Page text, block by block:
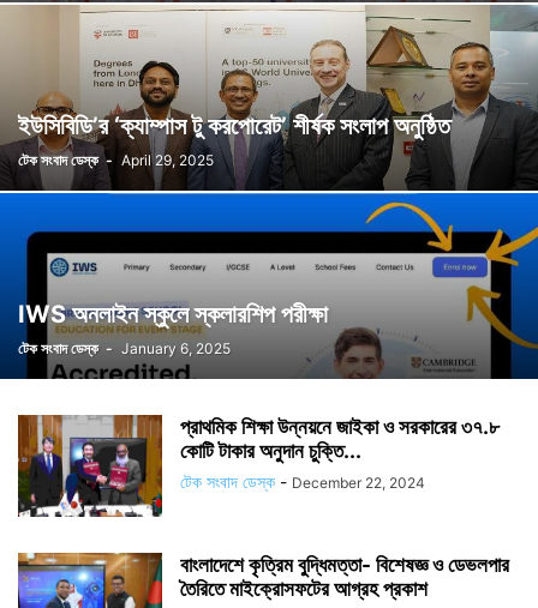
ইউসিবিডি’র ‘ক্যাম্পাস টু করপোরেট’ শীর্ষক সংলাপ অনুষ্ঠিত
টেক সংবাদ ডেস্ক - April 29, 2025
IWS অনলাইন স্কুলে স্কলারশিপ পরীক্ষা
টেক সংবাদ ডেস্ক - January 6, 2025
প্রাথমিক শিক্ষা উন্নয়নে জাইকা ও সরকারের ৩৭.৮
কোটি টাকার অনুদান চুক্তি...
টেক সংবাদ ডেস্ক - December 22, 2024
বাংলাদেশে কৃত্রিম বুদ্ধিমত্তা- বিশেষজ্ঞ ও ডেভলপার
তৈরিতে‌ মাইক্রোসফটের আগ্রহ প্রকাশ